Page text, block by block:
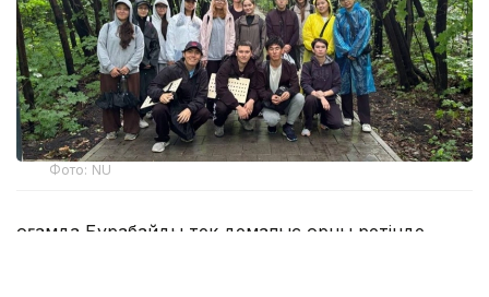
Фото: NU
Қоғамда Бурабайды тек демалыс орны ретінде